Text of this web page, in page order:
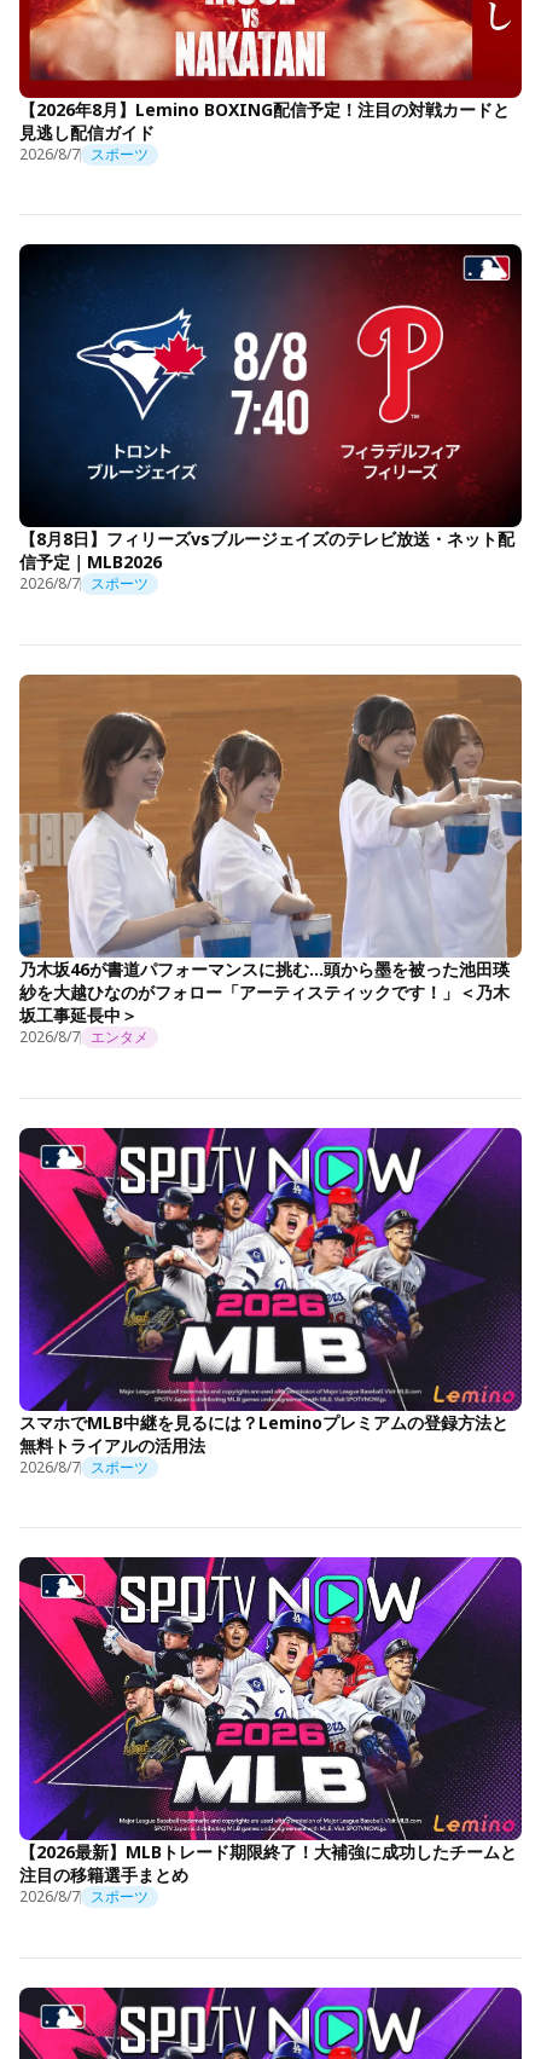
【2026年8月】Lemino BOXING配信予定！注目の対戦カードと
見逃し配信ガイド
2026/8/7 スポーツ
【8月8日】フィリーズvsブルージェイズのテレビ放送・ネット配
信予定｜MLB2026
2026/8/7 スポーツ
乃木坂46が書道パフォーマンスに挑む…頭から墨を被った池田瑛
紗を大越ひなのがフォロー「アーティスティックです！」＜乃木
坂工事延長中＞
2026/8/7 エンタメ
スマホでMLB中継を見るには？Leminoプレミアムの登録方法と
無料トライアルの活用法
2026/8/7 スポーツ
【2026最新】MLBトレード期限終了！大補強に成功したチームと
注目の移籍選手まとめ
2026/8/7 スポーツ